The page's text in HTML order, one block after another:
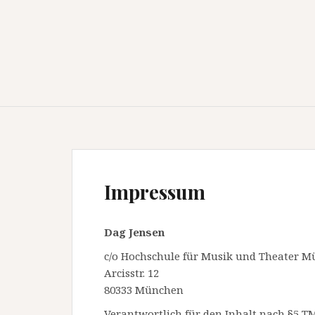
Impressum
Dag Jensen
c/o Hochschule für Musik und Theater
Arcisstr. 12
80333 München